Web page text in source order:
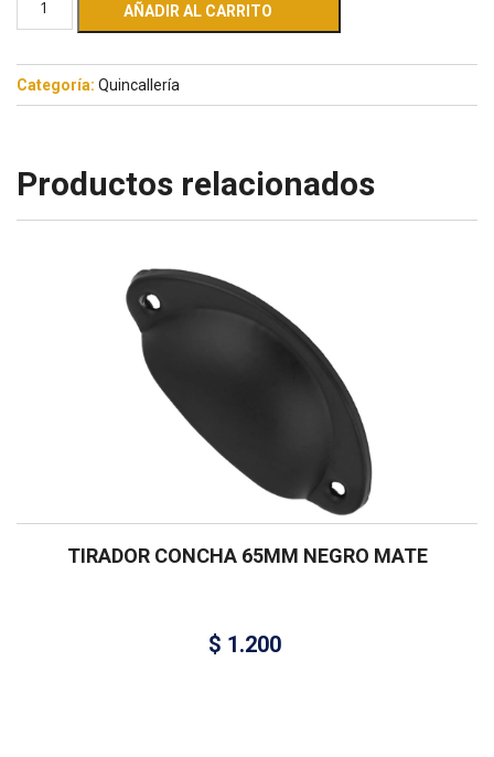
AÑADIR AL CARRITO
Categoría: Quincallería
Productos relacionados
TIRADOR CONCHA 65MM NEGRO MATE
$ 1.200